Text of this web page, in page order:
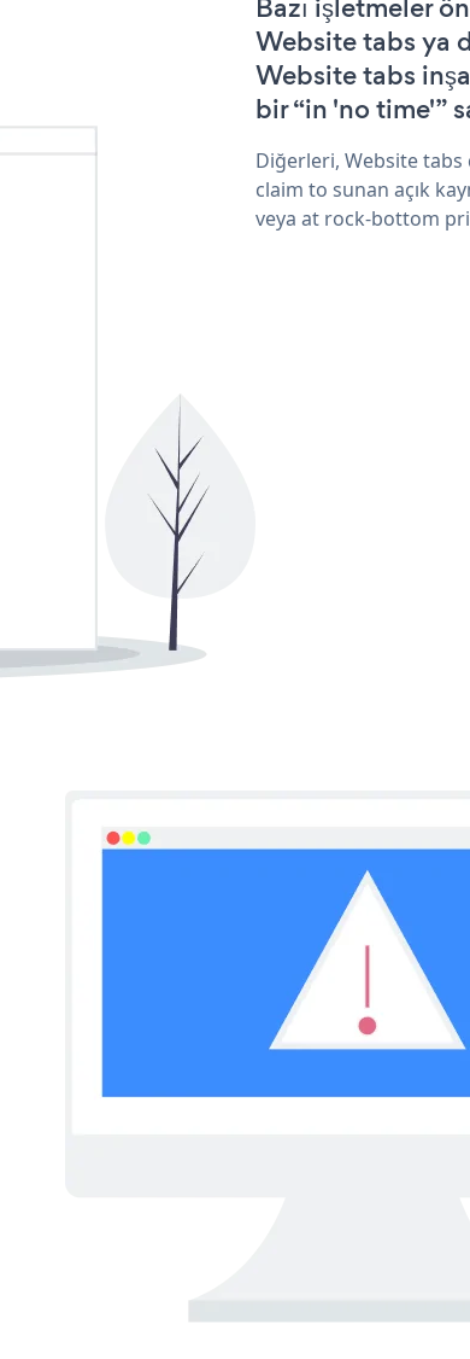
Bazı işletmeler
Website tabs ya
Website tabs
bir “in 'no time'”
Diğerleri, Website
claim to sunan açık
veya at rock-bottom